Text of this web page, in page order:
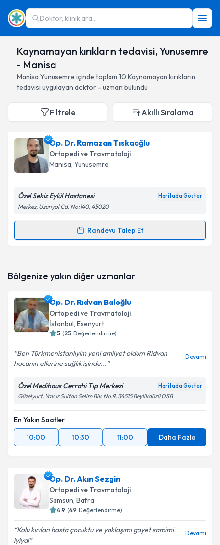
Doktor, klinik ara...
Kaynamayan kırıkların tedavisi, Yunusemre
- Manisa
Manisa Yunusemre içinde toplam 10 Kaynamayan kırıkların
tedavisi uygulayan doktor - uzman bulundu
Filtrele Akıllı Sıralama
Op. Dr. Ramazan Tıskaoğlu
Ortopedi ve Travmatoloji
Manisa, Yunusemre
Özel Sekiz Eylül Hastanesi Haritada Göster
Merkez, Uzunyol Cd. No:140, 45020
Randevu Talep Et
Randevu Takvimi Talebi
talebi oluşturun. Size bu uzmandan randevu almanız
bilgilendireceğiz.
E-posta Adresiniz
Kişisel verilerimin işlenmesine ilişkin
kapsamda işlenmesini kabul ediyorum.
Bölgenize yakın diğer uzmanlar
Op. Dr. Rıdvan Baloğlu
Ortopedi ve Travmatoloji
İstanbul, Esenyurt
5 (25 Değerlendirme)
Ben Türkmenistanlıyim yeni amilyet oldum Ridvan
hocanın ellerine sağlık işinde...
Devamı
Özel Medihaus Cerrahi Tıp Merkezi Haritada Göster
Güzelyurt, Yavuz Sultan Selim Blv. No:9, 34515 Beylikdüzü OSB
En Yakın Saatler
10:00
10:30 11:00 Daha Fazla
Op. Dr. Akın Sezgin
Ortopedi ve Travmatoloji
Samsun, Bafra
4.9 (49 Değerlendirme)
Kolu kırılan hasta çocuktu ve yaklaşımı gayet samimi
iyiydi
Devamı